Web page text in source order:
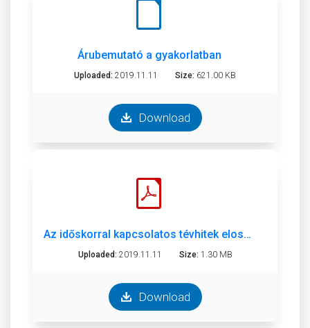
Árubemutató a gyakorlatban
Uploaded: 2019.11.11 Size: 621.00 KB
Download
Az időskorral kapcsolatos tévhitek eloszlatása
Uploaded: 2019.11.11 Size: 1.30 MB
Download